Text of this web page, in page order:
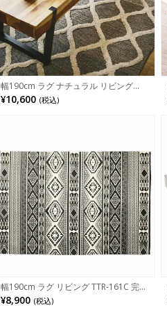
幅190cm ラグ ナチュラル リビング
TTR-174A 完成品
¥10,600 (税込)
幅190cm ラグ リビング TTR-161C 完成
品
¥8,900 (税込)